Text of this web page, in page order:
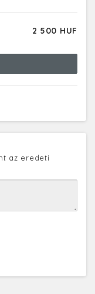
2 500 HUF
az eredeti